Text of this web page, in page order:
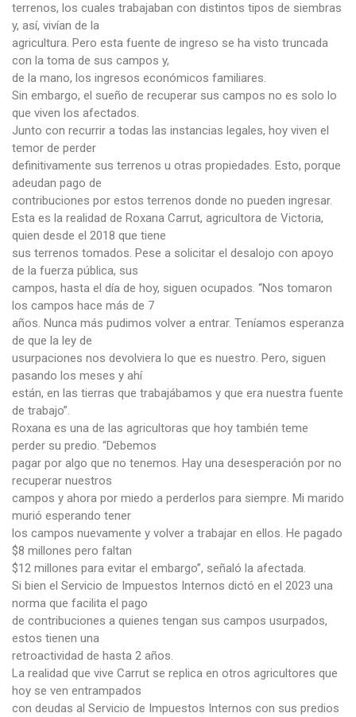
terrenos, los cuales trabajaban con distintos tipos de siembras
y, así, vivían de la
agricultura. Pero esta fuente de ingreso se ha visto truncada
con la toma de sus campos y,
de la mano, los ingresos económicos familiares.
Sin embargo, el sueño de recuperar sus campos no es solo lo
que viven los afectados.
Junto con recurrir a todas las instancias legales, hoy viven el
temor de perder
definitivamente sus terrenos u otras propiedades. Esto, porque
adeudan pago de
contribuciones por estos terrenos donde no pueden ingresar.
Esta es la realidad de Roxana Carrut, agricultora de Victoria,
quien desde el 2018 que tiene
sus terrenos tomados. Pese a solicitar el desalojo con apoyo
de la fuerza pública, sus
campos, hasta el día de hoy, siguen ocupados. “Nos tomaron
los campos hace más de 7
años. Nunca más pudimos volver a entrar. Teníamos esperanza
de que la ley de
usurpaciones nos devolviera lo que es nuestro. Pero, siguen
pasando los meses y ahí
están, en las tierras que trabajábamos y que era nuestra fuente
de trabajo”.
Roxana es una de las agricultoras que hoy también teme
perder su predio. “Debemos
pagar por algo que no tenemos. Hay una desesperación por no
recuperar nuestros
campos y ahora por miedo a perderlos para siempre. Mi marido
murió esperando tener
los campos nuevamente y volver a trabajar en ellos. He pagado
$8 millones pero faltan
$12 millones para evitar el embargo”, señaló la afectada.
Si bien el Servicio de Impuestos Internos dictó en el 2023 una
norma que facilita el pago
de contribuciones a quienes tengan sus campos usurpados,
estos tienen una
retroactividad de hasta 2 años.
La realidad que vive Carrut se replica en otros agricultores que
hoy se ven entrampados
con deudas al Servicio de Impuestos Internos con sus predios